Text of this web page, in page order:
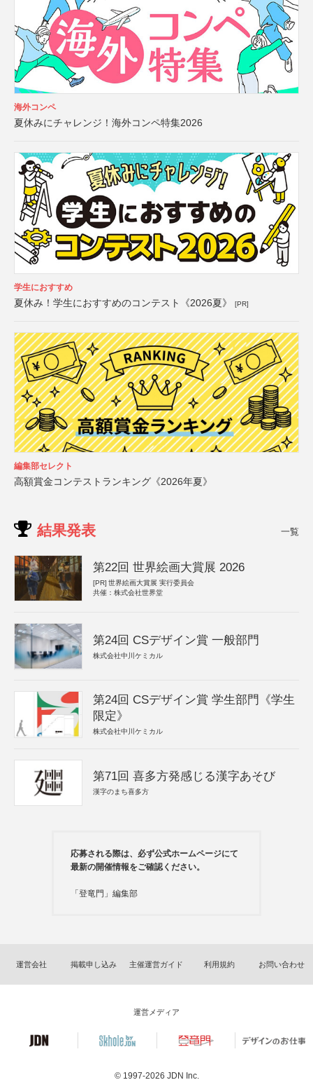
海外コンペ
夏休みにチャレンジ！海外コンペ特集2026
学生におすすめ
夏休み！学生におすすめのコンテスト《2026夏》 [PR]
編集部セレクト
高額賞金コンテストランキング《2026年夏》
結果発表 一覧
第22回 世界絵画大賞展 2026
[PR] 世界絵画大賞展 実行委員会
共催：株式会社世界堂
第24回 CSデザイン賞 一般部門
株式会社中川ケミカル
第24回 CSデザイン賞 学生部門《学生
限定》
株式会社中川ケミカル
第71回 喜多方発感じる漢字あそび
漢字のまち喜多方
応募される際は、必ず公式ホームページにて
最新の開催情報をご確認ください。
「登竜門」編集部
運営会社 掲載申し込み 主催運営ガイド 利用規約 お問い合わせ
運営メディア
© 1997-2026 JDN Inc.